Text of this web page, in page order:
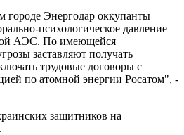
городе Энергодар оккупанты
психологическое давление
АЭС. По имеющейся
заставляют получать
трудовые договоры с
по атомной энергии Росатом", -
защитников на